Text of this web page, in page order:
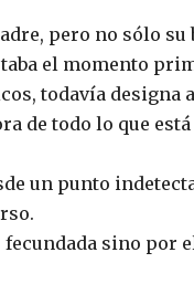
pero no sólo
el momento
todavía
de todo lo que
un punto
sino por